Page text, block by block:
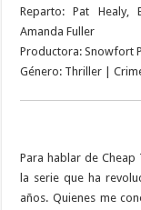
Reparto: Pat Healy,
Amanda Fuller
Productora: Snowfort
Género: Thriller |
Para hablar de Cheap
la serie que ha
años. Quienes me